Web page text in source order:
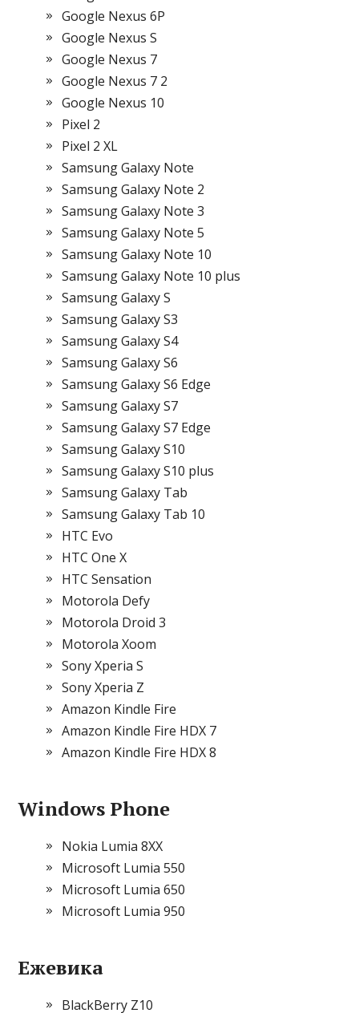
Google Nexus 6P
Google Nexus S
Google Nexus 7
Google Nexus 7 2
Google Nexus 10
Pixel 2
Pixel 2 XL
Samsung Galaxy Note
Samsung Galaxy Note 2
Samsung Galaxy Note 3
Samsung Galaxy Note 5
Samsung Galaxy Note 10
Samsung Galaxy Note 10 plus
Samsung Galaxy S
Samsung Galaxy S3
Samsung Galaxy S4
Samsung Galaxy S6
Samsung Galaxy S6 Edge
Samsung Galaxy S7
Samsung Galaxy S7 Edge
Samsung Galaxy S10
Samsung Galaxy S10 plus
Samsung Galaxy Tab
Samsung Galaxy Tab 10
HTC Evo
HTC One X
HTC Sensation
Motorola Defy
Motorola Droid 3
Motorola Xoom
Sony Xperia S
Sony Xperia Z
Amazon Kindle Fire
Amazon Kindle Fire HDX 7
Amazon Kindle Fire HDX 8
Windows Phone
Nokia Lumia 8XX
Microsoft Lumia 550
Microsoft Lumia 650
Microsoft Lumia 950
Ежевика
BlackBerry Z10